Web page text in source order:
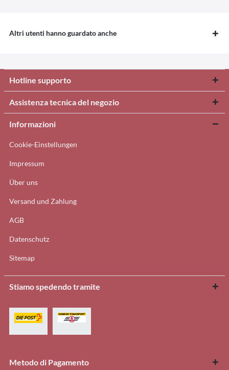
Altri utenti hanno guardato anche
Hotline supporto
Assistenza tecnica del negozio
Informazioni
Cookie-Einstellungen
Impressum
Über uns
Versand und Zahlung
AGB
Datenschutz
Sitemap
Stiamo spedendo tramite
Metodo di Pagamento